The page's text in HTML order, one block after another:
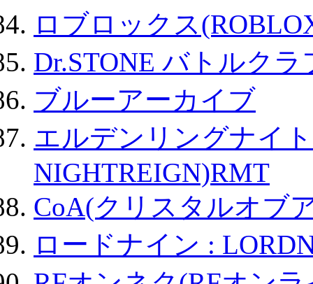
ロブロックス
Dr.STONE バトルク
ブルーアーカイブ
エルデンリングナイ
NIGHTREIGN)RMT
CoA(クリスタルオブ
ロードナイン :